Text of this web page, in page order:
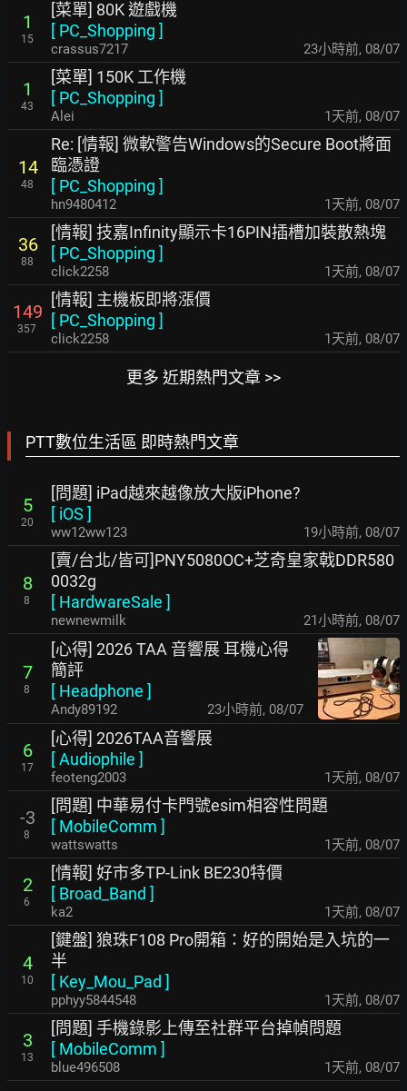
1
15
[菜單] 80K 遊戲機
[ PC_Shopping ]
crassus7217 23小時前, 08/07
1
43
[菜單] 150K 工作機
[ PC_Shopping ]
Alei 1天前, 08/07
14
48
Re: [情報] 微軟警告Windows的Secure Boot將面
臨憑證
[ PC_Shopping ]
hn9480412 1天前, 08/07
36
88
[情報] 技嘉Infinity顯示卡16PIN插槽加裝散熱塊
[ PC_Shopping ]
click2258 1天前, 08/07
149
357
[情報] 主機板即將漲價
[ PC_Shopping ]
click2258 1天前, 08/07
更多 近期熱門文章 >>
PTT數位生活區 即時熱門文章
5
20
[問題] iPad越來越像放大版iPhone?
[ iOS ]
ww12ww123 19小時前, 08/07
8
8
[賣/台北/皆可]PNY5080OC+芝奇皇家戟DDR580
0032g
[ HardwareSale ]
newnewmilk 21小時前, 08/07
7
8
[心得] 2026 TAA 音響展 耳機心得
簡評
[ Headphone ]
Andy89192 23小時前, 08/07
6
17
[心得] 2026TAA音響展
[Audiophile ]
feoteng2003 1天前, 08/07
-3
8
[問題] 中華易付卡門號esim相容性問題
[ MobileComm ]
wattswatts 1天前, 08/07
2
6
[情報] 好市多TP-Link BE230特價
[ Broad_Band ]
ka2 1天前, 08/07
4
10
[鍵盤] 狼珠F108 Pro開箱：好的開始是入坑的一
半
[ Key_Mou_Pad ]
pphyy5844548 1天前, 08/07
3
13
[問題] 手機錄影上傳至社群平台掉幀問題
[ MobileComm ]
blue496508 1天前, 08/07